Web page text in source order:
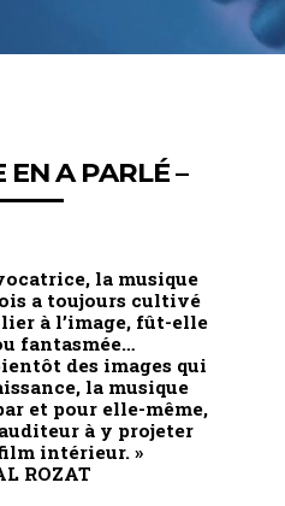
EN A PARLÉ –
la musique
a toujours cultivé
à l’image, fût-elle
fantasmée…
des images qui
la musique
et pour elle-même,
à y projeter
intérieur. »
ROZAT